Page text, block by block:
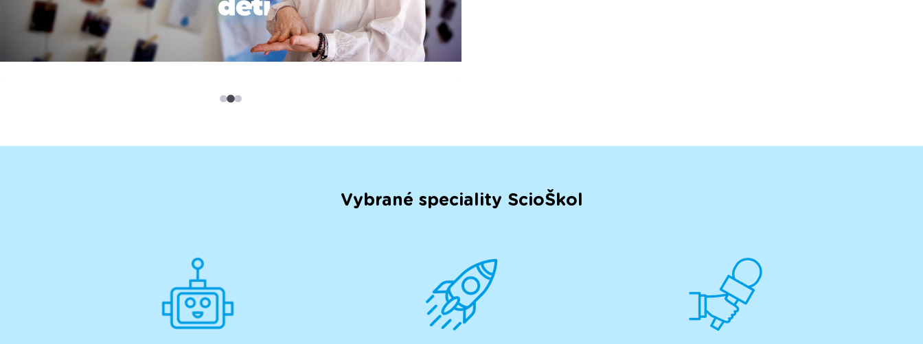
Vybrané speciality ScioŠkol